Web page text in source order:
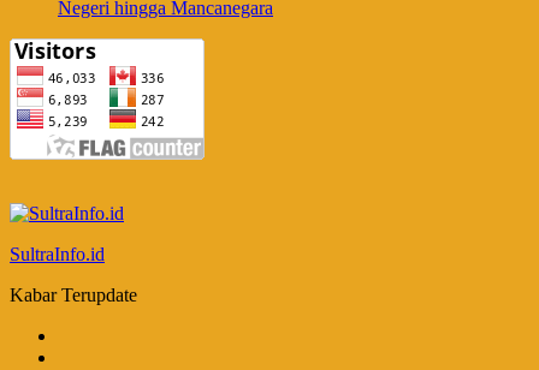
Negeri hingga Mancanegara
SultraInfo.id
Kabar Terupdate